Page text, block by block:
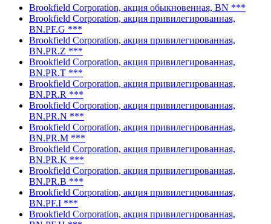
Brookfield Corporation, акция обыкновенная, BN ***
Brookfield Corporation, акция привилегированная,
BN.PF.G ***
Brookfield Corporation, акция привилегированная,
BN.PR.Z ***
Brookfield Corporation, акция привилегированная,
BN.PR.T ***
Brookfield Corporation, акция привилегированная,
BN.PR.R ***
Brookfield Corporation, акция привилегированная,
BN.PR.N ***
Brookfield Corporation, акция привилегированная,
BN.PR.M ***
Brookfield Corporation, акция привилегированная,
BN.PR.K ***
Brookfield Corporation, акция привилегированная,
BN.PR.B ***
Brookfield Corporation, акция привилегированная,
BN.PF.I ***
Brookfield Corporation, акция привилегированная,